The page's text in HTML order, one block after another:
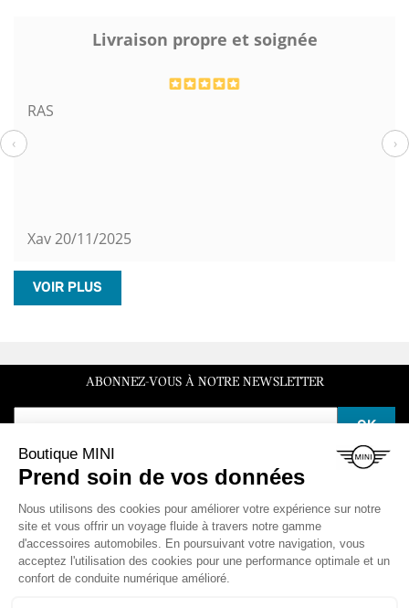
Livraison propre et soignée
RAS
Xav20/11/2025
‹ ›
VOIR PLUS
ABONNEZ-VOUS À NOTRE NEWSLETTER
SERVICE CLIENT
Du lundi au vendredi de 10h à 12h et de 14h à 16h30
LA BOUTIQUE 